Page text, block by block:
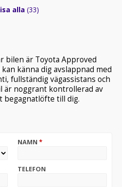
alla (33)
bilen är Toyota Approved
känna dig avslappnad med
fullständig vägassistans och
är noggrant kontrollerad av
begagnatlöfte till dig.
NAMN *
TELEFON